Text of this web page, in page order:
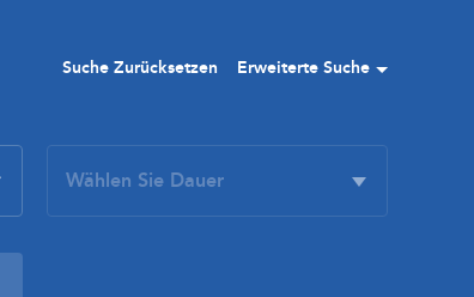
Suche Zurücksetzen Erweiterte Suche